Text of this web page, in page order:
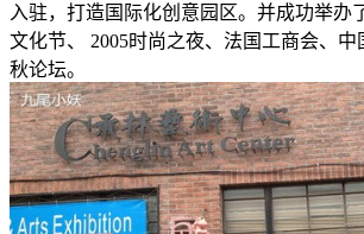
入驻，打造国际化创意园区。并成功举办
文化节、 2005时尚之夜、法国工商会、
秋论坛。